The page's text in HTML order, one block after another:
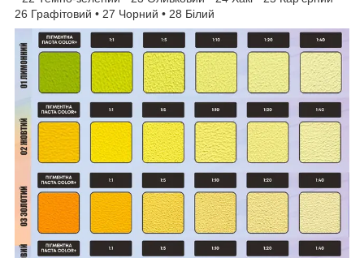
26 Графітовий • 27 Чорний • 28 Білий